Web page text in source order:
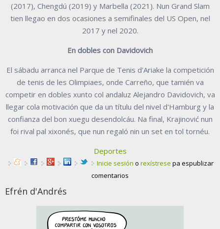
(2017), Chengdú (2019) y Marbella (2021). Nun Grand Slam
tien llegao en dos ocasiones a semifinales del US Open, nel
2017 y nel 2020.
En dobles con Davidovich
El sábadu arranca nel Parque de Tenis d'Ariake la competición
de tenis de les Olimpiaes, onde Carreño, que tamién va
competir en dobles xunto col andaluz Alejandro Davidovich, va
llegar cola motivación que da un títulu del nivel d'Hamburg y la
confianza del bon xuegu desendolcáu. Na final, Krajinović nun
foi rival pal xixonés, que nun regaló nin un set en tol tornéu.
Deportes
Inicie sesión o rexístrese pa espublizar
comentarios
Efrén d'Andrés